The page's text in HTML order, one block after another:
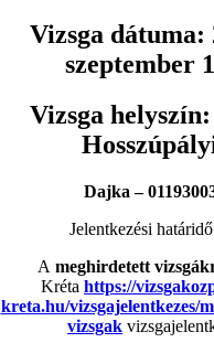
Vizsga dátuma:
szeptember
Vizsga helyszín:
Dajka –
Jelentkezési
A meghirdetett
Kréta https://
kreta.hu/vizsgajelentkezes/
vizsgak